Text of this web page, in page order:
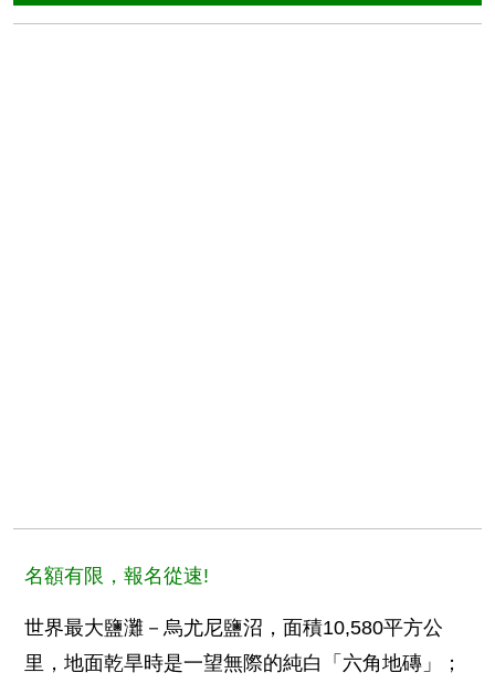
名額有限，報名從速!
世界最大鹽灘－烏尤尼鹽沼，面積10,580平方公
里，地面乾旱時是一望無際的純白「六角地磚」；